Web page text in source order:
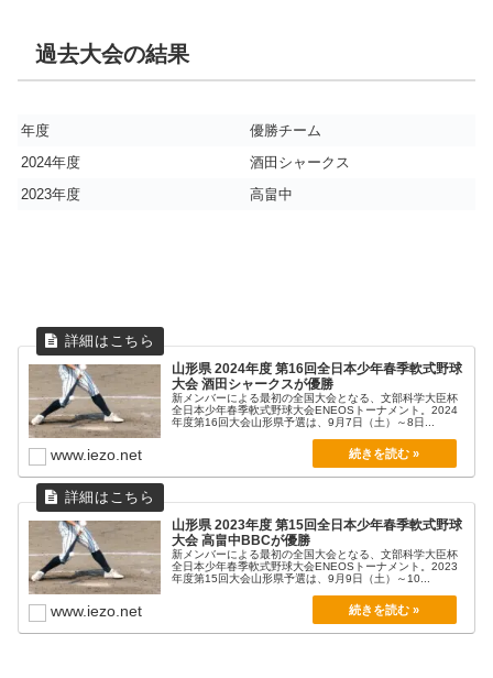
過去大会の結果
年度
優勝チーム
2024年度
酒田シャークス
2023年度
高畠中
山形県 2024年度 第16回全日本少年春季軟式野球
大会 酒田シャークスが優勝
新メンバーによる最初の全国大会となる、文部科学大臣杯
全日本少年春季軟式野球大会ENEOSトーナメント。2024
年度第16回大会山形県予選は、9月7日（土）～8日...
www.iezo.net
山形県 2023年度 第15回全日本少年春季軟式野球
大会 高畠中BBCが優勝
新メンバーによる最初の全国大会となる、文部科学大臣杯
全日本少年春季軟式野球大会ENEOSトーナメント。2023
年度第15回大会山形県予選は、9月9日（土）～10...
www.iezo.net